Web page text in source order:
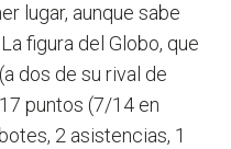
lugar, aunque sabe
figura del Globo, que
dos de su rival de
puntos (7/14 en
2 asistencias, 1